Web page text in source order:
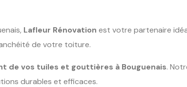
Lafleur Rénovation est votre partenaire
de votre toiture.
de vos tuiles et gouttières à Bouguenais.
durables et efficaces.